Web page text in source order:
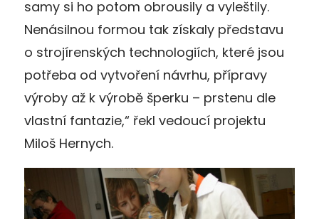
samy si ho potom obrousily a vyleštily.
Nenásilnou formou tak získaly představu
o strojírenských technologiích, které jsou
potřeba od vytvoření návrhu, přípravy
výroby až k výrobě šperku – prstenu dle
vlastní fantazie,“ řekl vedoucí projektu
Miloš Hernych.